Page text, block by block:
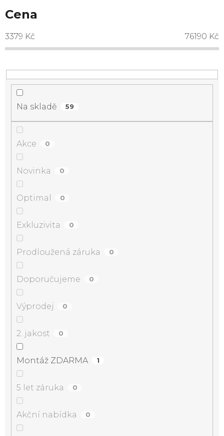
Cena
3379 Kč 76190 Kč
Na skladě 59
Akce 0
Novinka 0
Optimal 0
Exkluzivita 0
Prodloužená záruka 0
Doporučujeme 0
Výprodej 0
2. jakost 0
Montáž ZDARMA 1
5 let záruka 0
Akční nabídka 0